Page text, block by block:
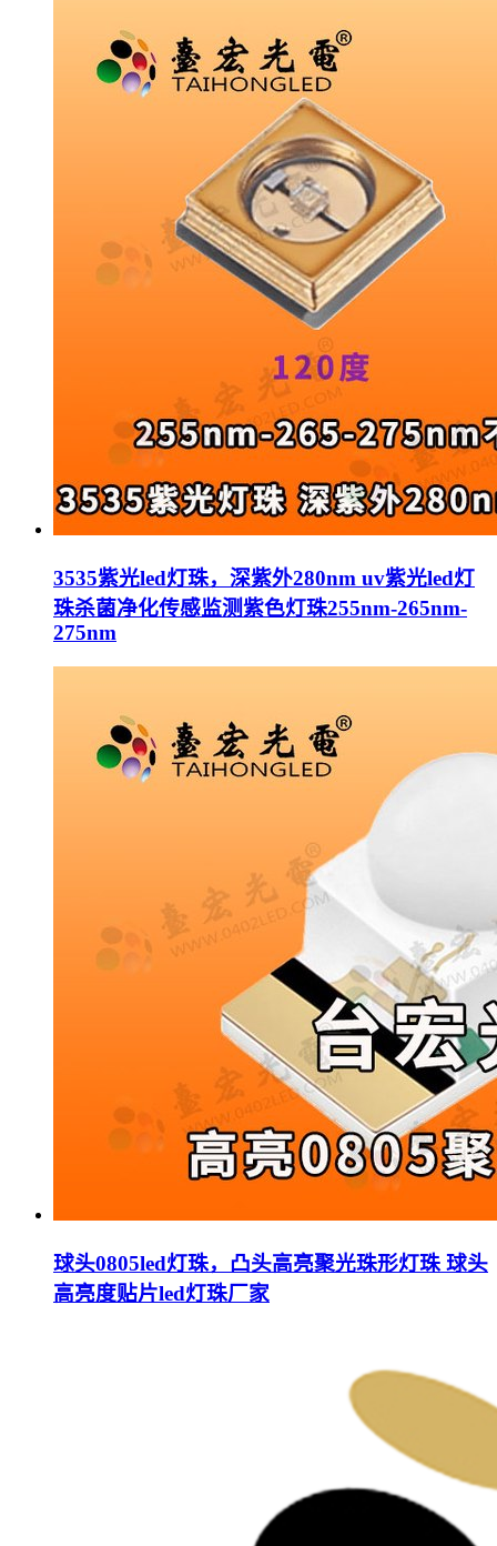
3535紫光led灯珠，深紫外280nm uv紫光led灯
珠杀菌净化传感监测紫色灯珠255nm-265nm-
275nm
球头0805led灯珠，凸头高亮聚光珠形灯珠 球头
高亮度贴片led灯珠厂家